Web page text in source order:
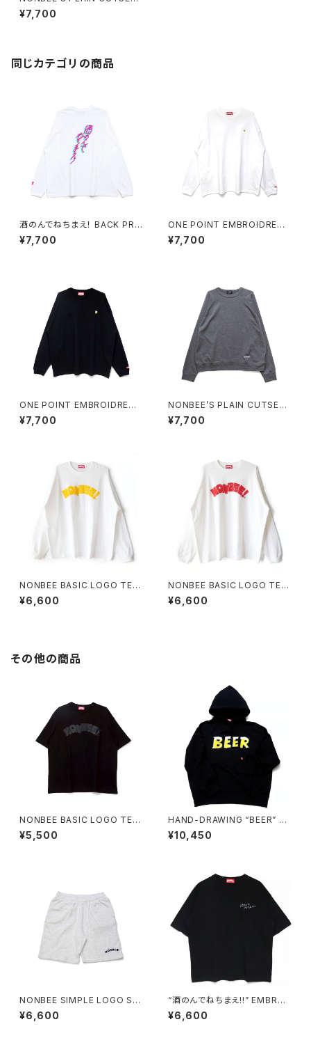
“SWEATee” pigment-black
¥7,700
同じカテゴリの商品
酒のんでねちまえ！ BACK PRI
NT LONG SLEEVE TEE whit
e/pink
¥7,700
ONE POINT EMBROIDRED
“BEER” LONG SLEEVE TEE
white
¥7,700
ONE POINT EMBROIDRED
“BEER” LONG SLEEVE TEE
black
¥7,700
NONBEE’S PLAIN CUTSEW
“SWEATee” grey
¥7,700
NONBEE BASIC LOGO TEE
(LONG SLEEVE) white/yello
w
¥6,600
NONBEE BASIC LOGO TEE
(LONG SLEEVE) white/red
¥6,600
その他の商品
NONBEE BASIC LOGO TEE
black/black
¥5,500
HAND-DRAWING “BEER” H
OODIE black
¥10,450
NONBEE SIMPLE LOGO SW
¥6,600
“酒のんでねちまえ!!” EMBROI
DERED TEE OVER SIZE bla
ck
¥6,600